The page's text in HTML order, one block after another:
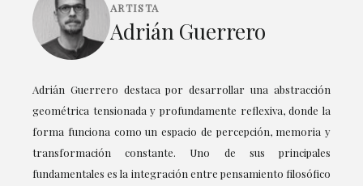
ARTISTA
Adrián Guerrero
Adrián Guerrero destaca por desarrollar una abstracción
geométrica tensionada y profundamente reflexiva, donde la
forma funciona como un espacio de percepción, memoria y
transformación constante. Uno de sus principales
fundamentales es la integración entre pensamiento filosófico